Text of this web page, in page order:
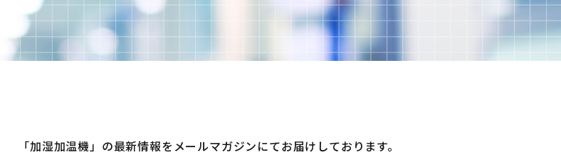
「加湿加温機」の最新情報をメールマガジンにてお届けしております。